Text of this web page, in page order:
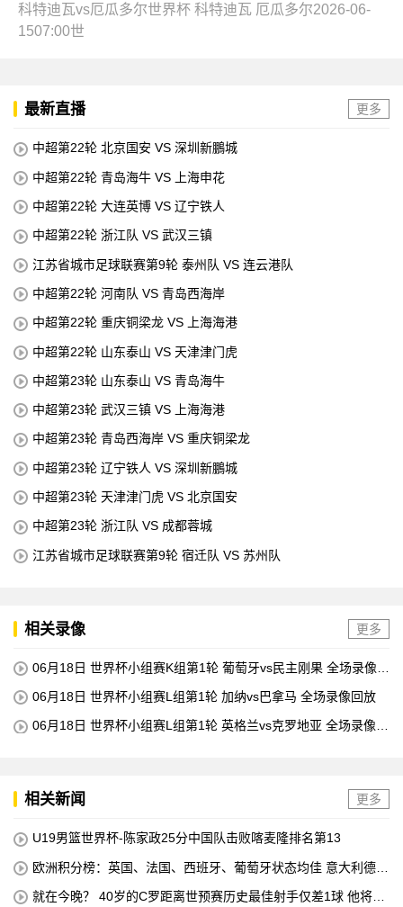
科特迪瓦vs厄瓜多尔世界杯 科特迪瓦 厄瓜多尔2026-06-
1507:00世
最新直播 更多
中超第22轮 北京国安 VS 深圳新鵬城
中超第22轮 青岛海牛 VS 上海申花
中超第22轮 大连英博 VS 辽宁铁人
中超第22轮 浙江队 VS 武汉三镇
江苏省城市足球联赛第9轮 泰州队 VS 连云港队
中超第22轮 河南队 VS 青岛西海岸
中超第22轮 重庆铜梁龙 VS 上海海港
中超第22轮 山东泰山 VS 天津津门虎
中超第23轮 山东泰山 VS 青岛海牛
中超第23轮 武汉三镇 VS 上海海港
中超第23轮 青岛西海岸 VS 重庆铜梁龙
中超第23轮 辽宁铁人 VS 深圳新鵬城
中超第23轮 天津津门虎 VS 北京国安
中超第23轮 浙江队 VS 成都蓉城
江苏省城市足球联赛第9轮 宿迁队 VS 苏州队
相关录像 更多
06月18日 世界杯小组赛K组第1轮 葡萄牙vs民主刚果 全场录像回
06月18日 世界杯小组赛L组第1轮 加纳vs巴拿马 全场录像回放
06月18日 世界杯小组赛L组第1轮 英格兰vs克罗地亚 全场录像回
相关新闻 更多
U19男篮世界杯-陈家政25分中国队击败喀麦隆排名第13
欧洲积分榜：英国、法国、西班牙、葡萄牙状态均佳 意大利德国
就在今晚？ 40岁的C罗距离世预赛历史最佳射手仅差1球 他将在